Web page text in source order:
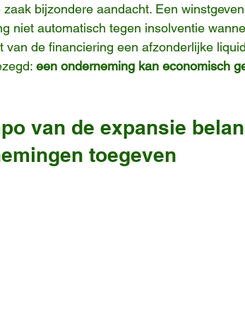
bijzondere aandacht. Een
niet automatisch tegen insolventie
van de financiering een afzonderlijke
een onderneming kan economisch
van de expansie
toegeven